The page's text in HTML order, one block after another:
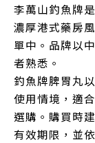
李萬山釣魚牌
濃厚港式藥房
單中。品牌以
者熟悉。
釣魚牌脾胃丸
使用情境，適
選購。購買時
有效期限，並